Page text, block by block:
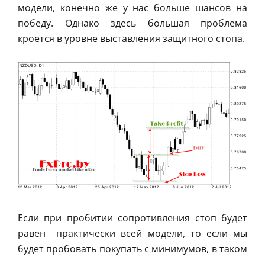
модели, конечно же у нас больше шансов на
победу. Однако здесь большая проблема
кроется в уровне выставления защитного стопа.
Если при пробитии сопротивления стоп будет
равен практически всей модели, то если мы
будет пробовать покупать с минимумов, в таком